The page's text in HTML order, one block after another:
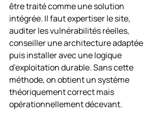
être traité comme une solution
intégrée. Il faut expertiser le site,
auditer les vulnérabilités réelles,
conseiller une architecture adaptée
puis installer avec une logique
d’exploitation durable. Sans cette
méthode, on obtient un système
théoriquement correct mais
opérationnellement décevant.